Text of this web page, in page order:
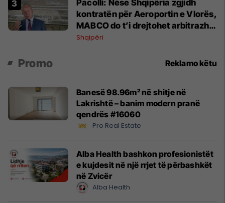
Pacolli: Nëse Shqipëria zgjidh
kontratën për Aeroportin e Vlorës,
MABCO do t’i drejtohet arbitrazhit
ndërkombëtar
Shqipëri
Promo Reklamo këtu
Banesë 98.96m² në shitje në
Lakrishtë – banim modern pranë
qendrës #16060
Pro Real Estate
Alba Health bashkon profesionistët
e kujdesit në një rrjet të përbashkët
në Zvicër
Alba Health